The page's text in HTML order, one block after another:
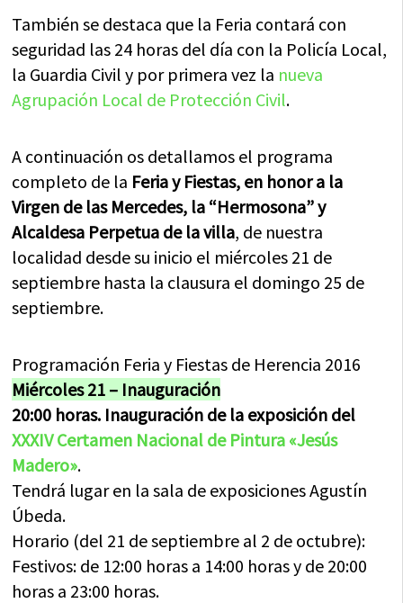
También se destaca que la Feria contará con
seguridad las 24 horas del día con la Policía Local,
la Guardia Civil y por primera vez la nueva
Agrupación Local de Protección Civil.
A continuación os detallamos el programa
completo de la Feria y Fiestas, en honor a la
Virgen de las Mercedes, la “Hermosona” y
Alcaldesa Perpetua de la villa, de nuestra
localidad desde su inicio el miércoles 21 de
septiembre hasta la clausura el domingo 25 de
septiembre.
Programación Feria y Fiestas de Herencia 2016
Miércoles 21 – Inauguración
20:00 horas. Inauguración de la exposición del
XXXIV Certamen Nacional de Pintura «Jesús
Madero».
Tendrá lugar en la sala de exposiciones Agustín
Úbeda.
Horario (del 21 de septiembre al 2 de octubre):
Festivos: de 12:00 horas a 14:00 horas y de 20:00
horas a 23:00 horas.